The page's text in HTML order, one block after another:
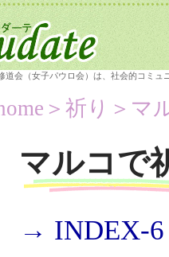
道会（女子パウロ会）は、社会的コミ
＞祈り＞ マ
マルコで
→ INDEX-6